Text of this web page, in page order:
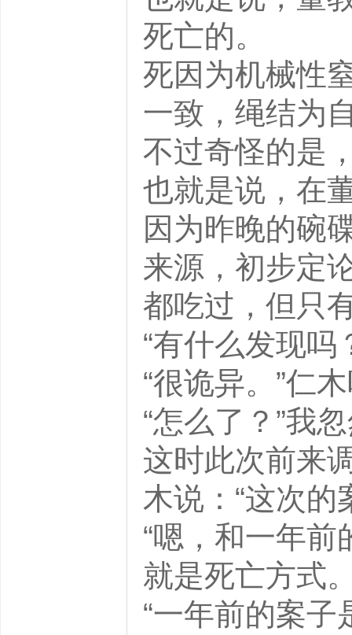
死亡的。
死因为机械性
一致，绳结为
不过奇怪的是
也就是说，在
因为昨晚的碗
来源，初步定
都吃过，但只
“有什么发现吗
“很诡异。”仁
“怎么了？”我
这时此次前来
木说：“这次
“嗯，和一年
就是死亡方式
“一年前的案子